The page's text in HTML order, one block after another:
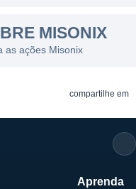
de ultrassom
investe
MISONIX
as ações Misonix
compartilhe em
Aprenda